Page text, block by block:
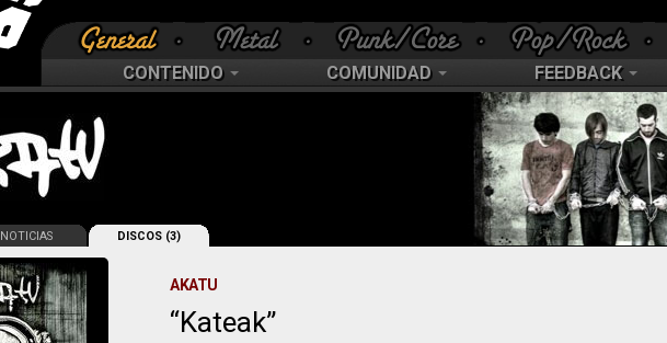
CONTENIDO COMUNIDAD FEEDBACK
NOTICIAS DISCOS (3)
AKATU
Kateak